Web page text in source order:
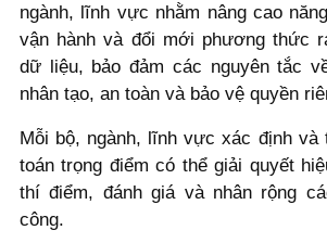
ngành, lĩnh vực nhằm nâng cao
vận hành và đổi mới phương thức
dữ liệu, bảo đảm các nguyên tắc
nhân tạo, an toàn và bảo vệ quyền
Mỗi bộ, ngành, lĩnh vực xác định và
toán trọng điểm có thể giải quyết
thí điểm, đánh giá và nhân rộng
công.